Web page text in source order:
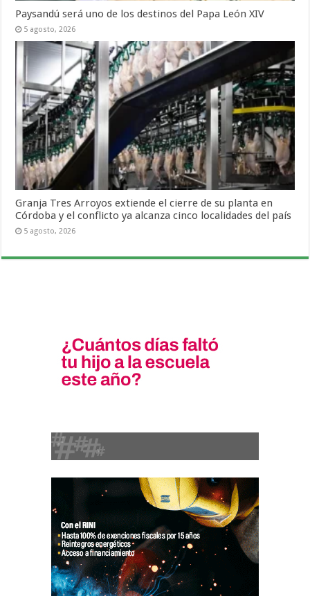
Paysandú será uno de los destinos del Papa León XIV
5 agosto, 2026
Granja Tres Arroyos extiende el cierre de su planta en
Córdoba y el conflicto ya alcanza cinco localidades del país
5 agosto, 2026